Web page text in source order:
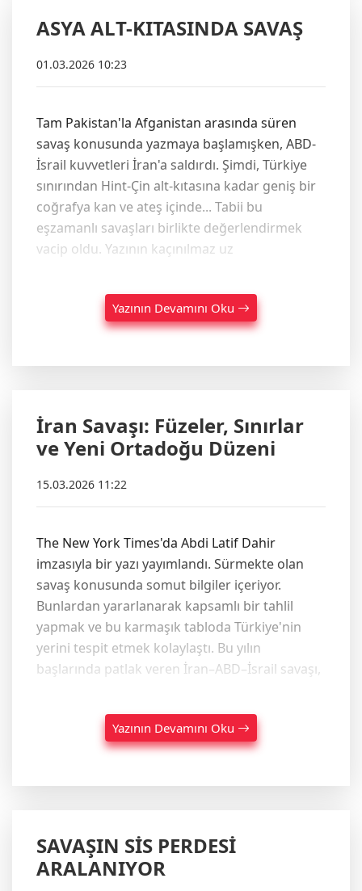
ASYA ALT-KITASINDA SAVAŞ
01.03.2026 10:23
Tam Pakistan'la Afganistan arasında süren
savaş konusunda yazmaya başlamışken, ABD-
İsrail kuvvetleri İran'a saldırdı. Şimdi, Türkiye
sınırından Hint-Çin alt-kıtasına kadar geniş bir
coğrafya kan ve ateş içinde... Tabii bu
eşzamanlı savaşları birlikte değerlendirmek
vacip oldu. Yazının kaçınılmaz uz
Yazının Devamını Oku
İran Savaşı: Füzeler, Sınırlar
ve Yeni Ortadoğu Düzeni
15.03.2026 11:22
The New York Times'da Abdi Latif Dahir
imzasıyla bir yazı yayımlandı. Sürmekte olan
savaş konusunda somut bilgiler içeriyor.
Bunlardan yararlanarak kapsamlı bir tahlil
yapmak ve bu karmaşık tabloda Türkiye'nin
yerini tespit etmek kolaylaştı. Bu yılın
başlarında patlak veren İran–ABD–İsrail savaşı,
Yazının Devamını Oku
SAVAŞIN SİS PERDESİ
ARALANIYOR